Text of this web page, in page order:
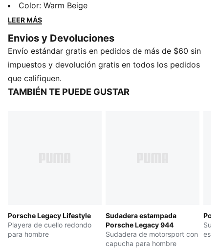
Club, esta chamarra de corte holgado es puro estilo
de alto octanaje. Perfecto para aquellos que viven la
CARACTERÍSTICAS Y BENEFICIOS
Producto fabricado con al menos un 20% de
materiales reciclados
DETALLES
Corte holgado
Color: Warm Beige
LEER MÁS
Envios y Devoluciones
Envío estándar gratis en pedidos de más de $60 sin
impuestos y devolución gratis en todos los pedidos
que califiquen.
TAMBIÉN TE PUEDE GUSTAR
Porsche Legacy Lifestyle
Playera de cuello redondo
para hombre
Sudadera estampada
Porsche Legacy 944
Sudadera de motorsport con
capucha para hombre